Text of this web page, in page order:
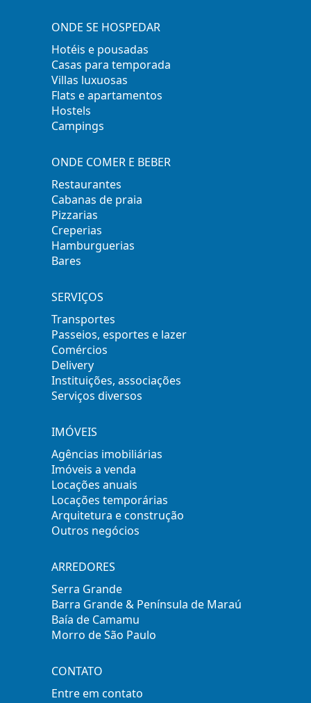
ONDE SE HOSPEDAR
Hotéis e pousadas
Casas para temporada
Villas luxuosas
Flats e apartamentos
Hostels
Campings
ONDE COMER E BEBER
Restaurantes
Cabanas de praia
Pizzarias
Creperias
Hamburguerias
Bares
SERVIÇOS
Transportes
Passeios, esportes e lazer
Comércios
Delivery
Instituições, associações
Serviços diversos
IMÓVEIS
Agências imobiliárias
Imóveis a venda
Locações anuais
Locações temporárias
Arquitetura e construção
Outros negócios
ARREDORES
Serra Grande
Barra Grande & Península de Maraú
Baía de Camamu
Morro de São Paulo
CONTATO
Entre em contato